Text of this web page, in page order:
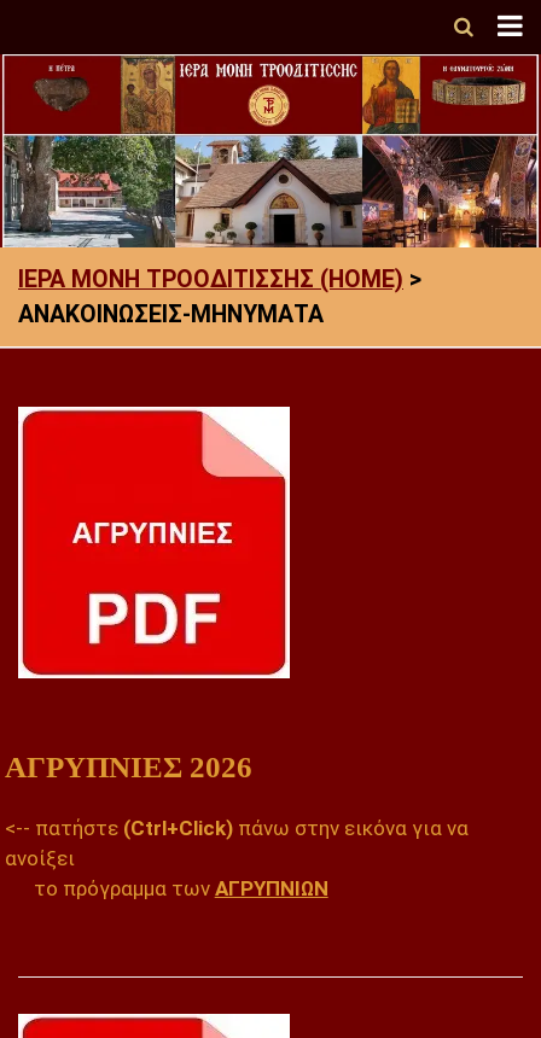
ΙΕΡΑ ΜΟΝΗ ΤΡΟΟΔΙΤΙΣΣΗΣ (HOME) >
ΑΝΑΚΟΙΝΩΣΕΙΣ-ΜΗΝΥΜΑΤΑ
ΑΓΡΥΠΝΙΕΣ 2026
<-- πατήστε (Ctrl+Click)πάνω στην εικόνα για να
ανοίξει
το πρόγραμμα των ΑΓΡΥΠΝΙΩΝ